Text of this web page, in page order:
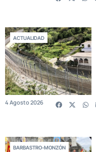
ACTUALIDAD
4 Agosto 2026
BARBASTRO-MONZÓN